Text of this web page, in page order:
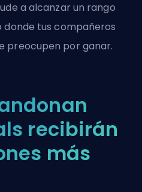
a alcanzar un rango
tus compañeros
preocupen por ganar.
recibirán
más